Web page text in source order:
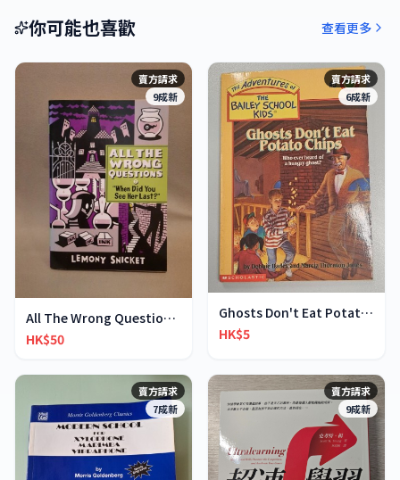
你可能也喜歡 查看更多
賣方請求
9成新
All The Wrong Questions 2: "When Did You See Her L
HK$50
賣方請求
6成新
Ghosts Don't Eat Potato Chips
HK$5
賣方請求
7成新
賣方請求
9成新